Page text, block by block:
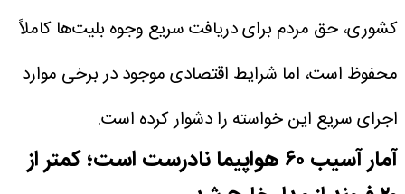
کشوری، حق مردم برای دریافت سریع وجوه بلیت‌ها کاملاً
محفوظ است، اما شرایط اقتصادی موجود در برخی موارد
اجرای سریع این خواسته را دشوار کرده است.
آمار آسیب ۶۰ هواپیما نادرست است؛ کمتر از